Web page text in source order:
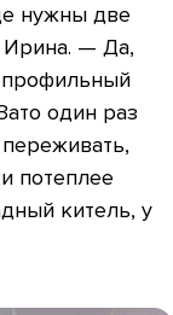
нужны две
Ирина. — Да,
один раз
потеплее
китель, у